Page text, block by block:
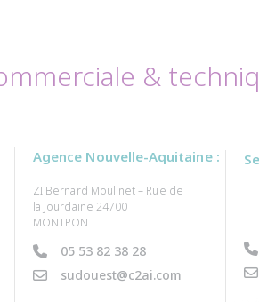
&
Agence Nouvelle-Aquitaine :
ZI Bernard Moulinet – Rue de
la Jourdaine 24700
MONTPON
05 53 82 38 28
sudouest@c2ai.com